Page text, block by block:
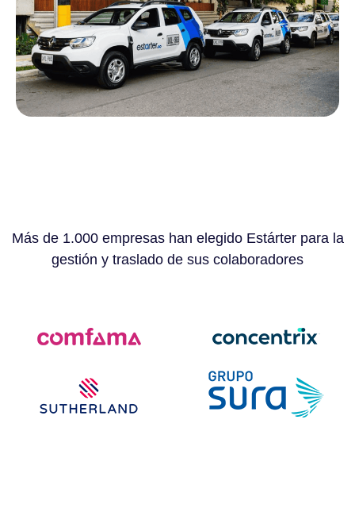
Más de 1.000 empresas han elegido Estárter para la
gestión y traslado de sus colaboradores